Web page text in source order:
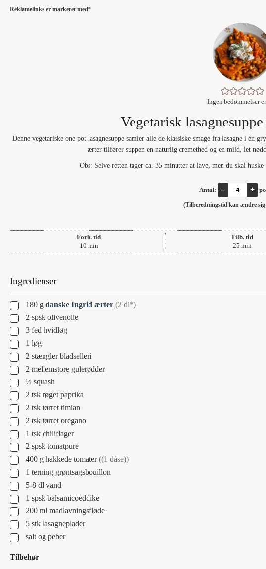
Reklamelinks er markeret med*
Ingen bedømmelser
Vegetarisk
Denne vegetariske one pot lasagnesuppe samler alle de klassiske smage fra lasagne i én
ærter tilfører suppen en naturlig cremethed og en mild, let
Obs: Selve retten tager ca. 35 minutter at lave, men du skal
Antal: – +
(Tilberedningstid kan ændre
Forb. tid
10minutter
min
Tilb. tid
25minutter
min
Ingredienser
▢180 g danske Ingrid ærter (2 dl*)
▢
2 spsk olivenolie
▢
3 fed hvidløg
▢1 løg
▢
2 stænglerbladselleri
▢
2 mellemstore gulerødder
▢
½ squash
▢
2 tsk røget paprika
▢
2 tsk tørret timian
▢
2 tsk tørret oregano
▢1 tsk chiliflager
▢
2 spsk tomatpure
▢
400 g hakkede tomater ((1 dåse))
▢1 terning grøntsagsbouillon
▢
5-8 dl vand
▢1 spsk balsamicoeddike
▢
200 ml madlavningsfløde
▢
5 stk lasagneplader
▢
salt og peber
Tilbehør